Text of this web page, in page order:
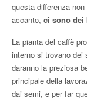
questa differenza
accanto, ci sono dei
La pianta del caffè
interno si trovano
daranno la preziosa
principale della
dai semi, e per far